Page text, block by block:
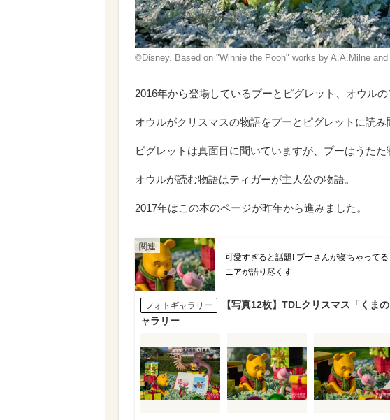
©Disney. Based on "Winnie the Pooh" works by A.A.Milne and
2016年から登場しているプーとピグレット、オウルの
オウルがクリスマスの物語をプーとピグレットに読み
ピグレットは真面目に聞いていますが、プーはうたた
オウルが読む物語はティガーが主人公の物語。
2017年はこの本のページが昨年から進みました。
可愛すぎると話題! プーさんが寝ちゃって
ニアが語り尽くす
フォトギャラリー
【写真12枚】TDLクリスマス「くま
ャラリー